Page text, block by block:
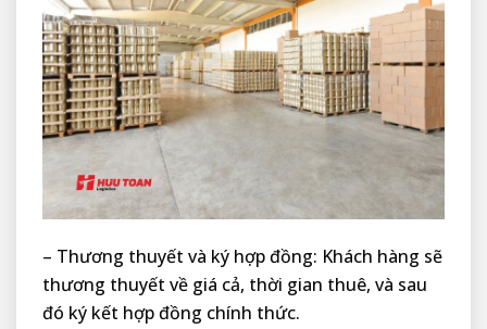
– Thương thuyết và ký hợp đồng: Khách hàng sẽ
thương thuyết về giá cả, thời gian thuê, và sau
đó ký kết hợp đồng chính thức.